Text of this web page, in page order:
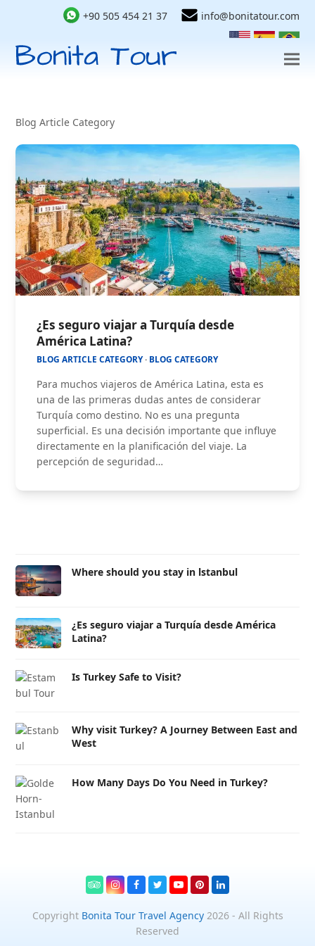
info@bonitatour.com
+90 505 454 21 37
Blog Article Category
¿Es seguro viajar a Turquía desde
América Latina?
BLOG ARTICLE CATEGORY· BLOG CATEGORY
Para muchos viajeros de América Latina, esta es
una de las primeras dudas antes de considerar
Turquía como destino. No es una pregunta
superficial. Es una decisión importante que influye
directamente en la planificación del viaje. La
percepción de seguridad…
Where should you stay in lstanbul
¿Es seguro viajar a Turquía desde América
Latina?
Is Turkey Safe to Visit?
Why visit Turkey? A Journey Between East and
West
How Many Days Do You Need in Turkey?
Tripadvisor
Instagram
Facebook
TwitterYoutubePinterestLinkedIn
Copyright Bonita Tour Travel Agency2026 - All Rights
Reserved